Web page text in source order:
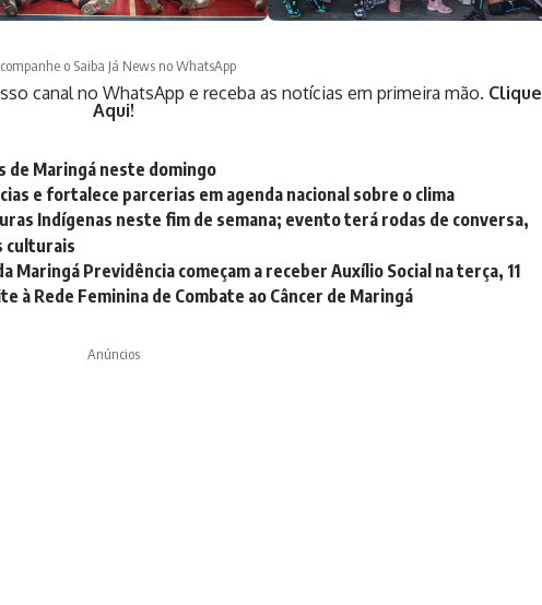
o Saiba Já News no WhatsApp
canal no WhatsApp e receba as notícias em primeira mão. Clique
Aqui!
de Maringá neste domingo
e fortalece parcerias em agenda nacional sobre o clima
Indígenas neste fim de semana; evento terá rodas de conversa,
culturais
Maringá Previdência começam a receber Auxílio Social na terça, 11
à Rede Feminina de Combate ao Câncer de Maringá
Anúncios